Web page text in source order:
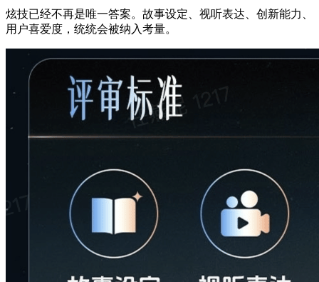
炫技已经不再是唯一答案。故事设定、视听表达、创新能力、
用户喜爱度，统统会被纳入考量。